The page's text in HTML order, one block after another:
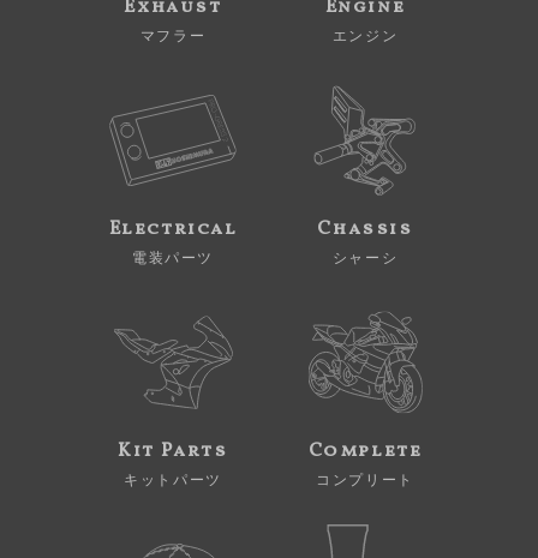
Exhaust
マフラー
Engine
エンジン
Electrical
電装パーツ
Chassis
シャーシ
Kit Parts
キットパーツ
Complete
コンプリート